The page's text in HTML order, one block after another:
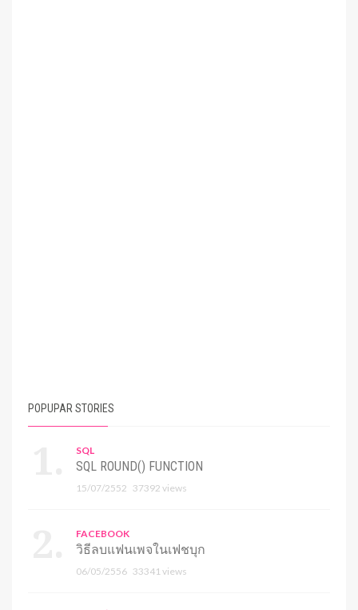
POPUPAR STORIES
SQL
SQL ROUND() FUNCTION
15/07/2552 37392 views
FACEBOOK
วิธีลบแฟนเพจในเฟชบุก
06/05/2556 33341 views